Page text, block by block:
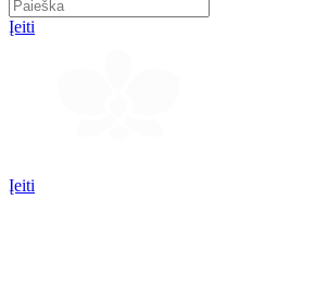
Įeiti
Įeiti